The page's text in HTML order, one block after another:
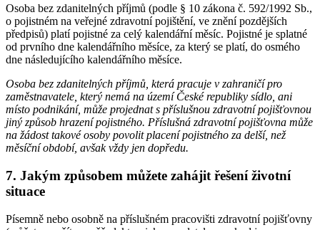
Osoba bez zdanitelných příjmů (podle § 10 zákona č. 592/1992 Sb.,
o pojistném na veřejné zdravotní pojištění, ve znění pozdějších
předpisů) platí pojistné za celý kalendářní měsíc. Pojistné je splatné
od prvního dne kalendářního měsíce, za který se platí, do osmého
dne následujícího kalendářního měsíce.
Osoba bez zdanitelných příjmů, která pracuje v zahraničí pro
zaměstnavatele, který nemá na území České republiky sídlo, ani
místo podnikání, může projednat s příslušnou zdravotní pojišťovnou
jiný způsob hrazení pojistného. Příslušná zdravotní pojišťovna může
na žádost takové osoby povolit placení pojistného za delší, než
měsíční období, avšak vždy jen dopředu.
7. Jakým způsobem můžete zahájit řešení životní
situace
Písemně nebo osobně na příslušném pracovišti zdravotní pojišťovny